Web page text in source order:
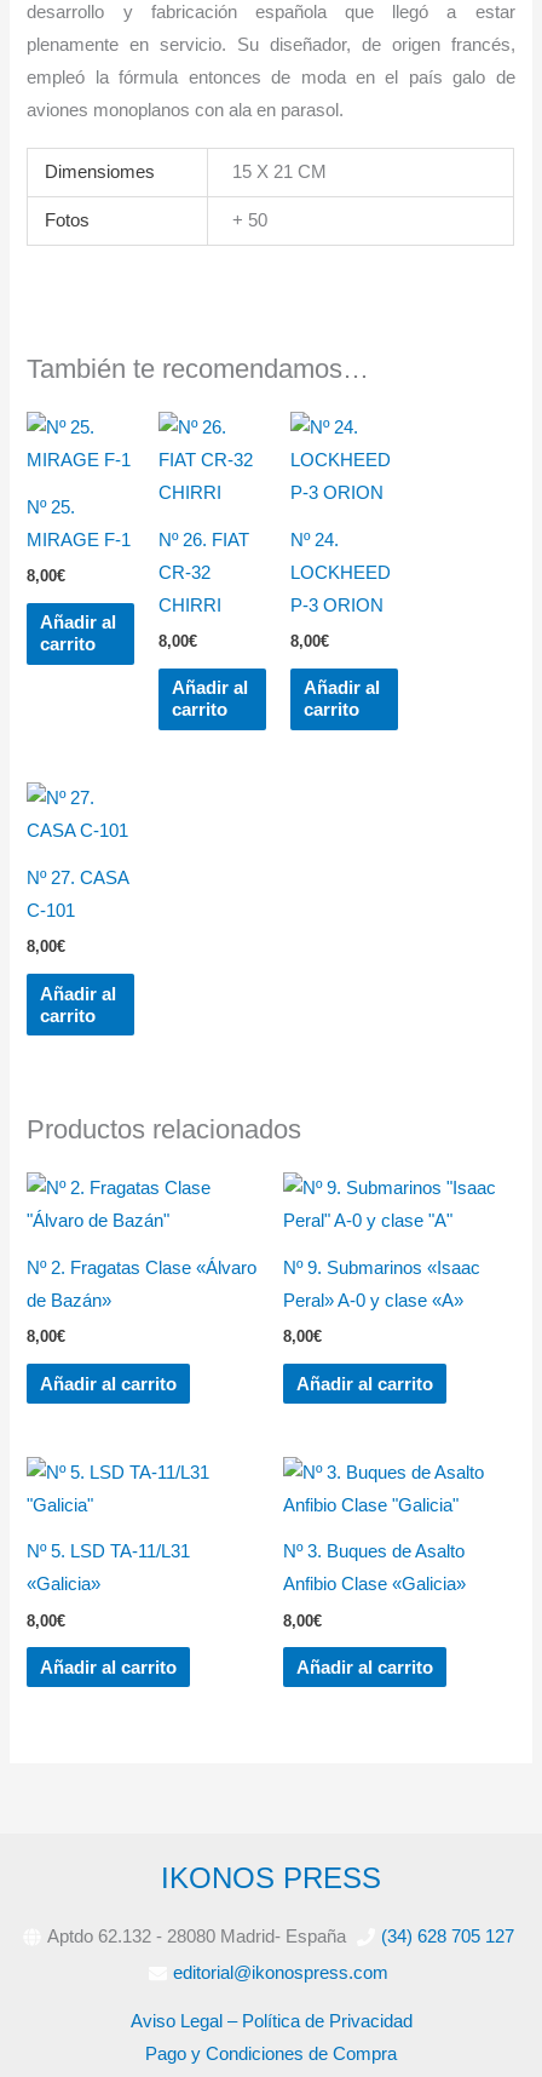
desarrollo y fabricación española que llegó a estar
plenamente en servicio. Su diseñador, de origen francés,
empleó la fórmula entonces de moda en el país galo de
aviones monoplanos con ala en parasol.
Dimensiomes 15 X 21 CM
Fotos + 50
También te recomendamos…
Nº 25.
MIRAGE F-1
8,00€
Añadir al
carrito
Nº 26. FIAT
CR-32
CHIRRI
8,00€
Añadir al
carrito
Nº 24.
LOCKHEED
P-3 ORION
8,00€
Añadir al
carrito
Nº 27. CASA
C-101
8,00€
Añadir al
carrito
Productos relacionados
Nº 2. Fragatas Clase «Álvaro
de Bazán»
8,00€
Añadir al carrito
Nº 9. Submarinos «Isaac
Peral» A-0 y clase «A»
8,00€
Añadir al carrito
Nº 5. LSD TA-11/L31
«Galicia»
8,00€
Añadir al carrito
Nº 3. Buques de Asalto
Anfibio Clase «Galicia»
8,00€
Añadir al carrito
IKONOS PRESS
Aptdo 62.132 - 28080 Madrid- España
(34) 628 705 127
editorial@ikonospress.com
Aviso Legal – Política de Privacidad
Pago y Condiciones de Compra